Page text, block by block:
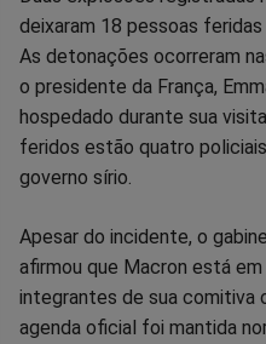
no
Facebook
no
Whatsapp
no
deixaram 18 pessoas
As detonações ocorreram
o presidente da França,
hospedado durante sua
feridos estão quatro
governo sírio.
Apesar do incidente, o
afirmou que Macron está
integrantes de sua comitiva
agenda oficial foi mantida